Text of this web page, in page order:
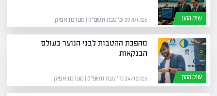
שוק ההון 09/01/26 (כ׳ טבת תשפ״ו) | מערכת אפיק
שוק ההון
מהפכת ההטבות לבני הנוער בעולם
הבנקאות
24/12/25 (ד׳ טבת תשפ״ו) | מערכת אפיק